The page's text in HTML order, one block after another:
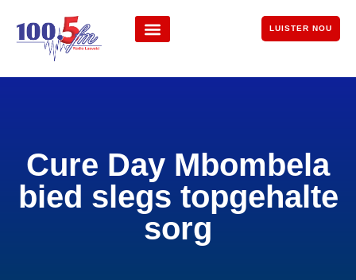
LUISTER NOU
Cure Day Mbombela
bied slegs topgehalte
sorg